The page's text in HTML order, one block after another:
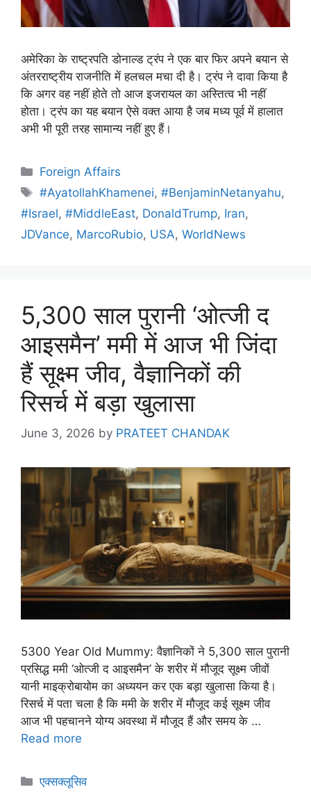
अमेरिका के राष्ट्रपति डोनाल्ड ट्रंप ने एक बार फिर अपने बयान से
अंतरराष्ट्रीय राजनीति में हलचल मचा दी है। ट्रंप ने दावा किया है
कि अगर वह नहीं होते तो आज इजरायल का अस्तित्व भी नहीं
होता। ट्रंप का यह बयान ऐसे वक्त आया है जब मध्य पूर्व में हालात
अभी भी पूरी तरह सामान्य नहीं हुए हैं।
Foreign Affairs
#AyatollahKhamenei,#BenjaminNetanyahu,
#Israel, #MiddleEast, DonaldTrump, Iran,
JDVance, MarcoRubio, USA, WorldNews
5,300 साल पुरानी ‘ओत्जी द
आइसमैन’ ममी में आज भी जिंदा
हैं सूक्ष्म जीव, वैज्ञानिकों की
रिसर्च में बड़ा खुलासा
June 3, 2026 by PRATEET CHANDAK
5300 Year Old Mummy: वैज्ञानिकों ने 5,300 साल पुरानी
प्रसिद्ध ममी ‘ओत्जी द आइसमैन’ के शरीर में मौजूद सूक्ष्म जीवों
यानी माइक्रोबायोम का अध्ययन कर एक बड़ा खुलासा किया है।
रिसर्च में पता चला है कि ममी के शरीर में मौजूद कई सूक्ष्म जीव
आज भी पहचानने योग्य अवस्था में मौजूद हैं और समय के …
Read more
एक्सक्लूसिव